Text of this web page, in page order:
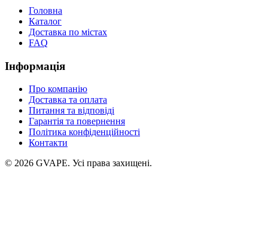
Головна
Каталог
Доставка по містах
FAQ
Інформація
Про компанію
Доставка та оплата
Питання та відповіді
Гарантія та повернення
Політика конфіденційності
Контакти
© 2026 GVAPE. Усі права захищені.